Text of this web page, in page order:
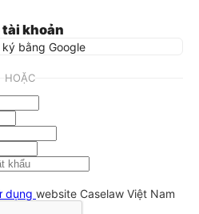
tài khoản
bằng Google
HOẶC
dụng website Caselaw Việt Nam